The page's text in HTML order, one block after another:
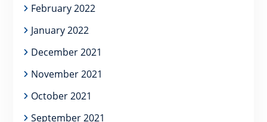
February 2022
January 2022
December 2021
November 2021
October 2021
September 2021